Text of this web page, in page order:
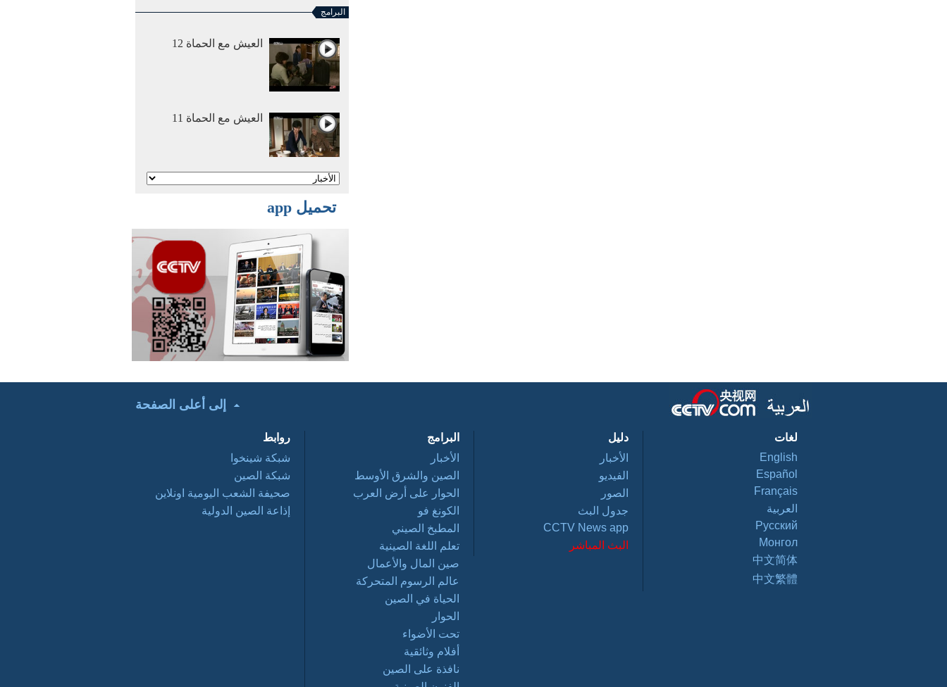
البرامج
العيش مع الحماة 12
العيش مع الحماة 11
أنا وأمي نتزوج معا 1
أفلام وثائقية: عصر
الهجرة العظمي 2016
03 29
تحت الأضواء: التعاون
أفلام وثائقية: عبور
تحميل app
إلى أعلى الصفحة
لغات
English
Español
Français
العربية
Pусский
Монгол
中文简体
中文繁體
دليل
الأخبار
الفيديو
الصور
جدول البث
CCTV News app
البث المباشر
البرامج
الأخبار
الصين والشرق الأوسط
الحوار على أرض العرب
الكونغ فو
المطبخ الصيني
تعلم اللغة الصينية
صين المال والأعمال
عالم الرسوم المتحركة
الحياة في الصين
الحوار
تحت الأضواء
أفلام وثائقية
نافذة على الصين
روابط
شبكة شينخوا
شبكة الصين
صحيفة الشعب اليومية اونلاين
إذاعة الصين الدولية